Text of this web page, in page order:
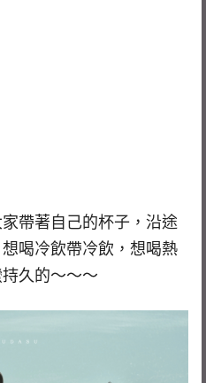
帶著自己的杯子，沿途
喝冷飲帶冷飲，想喝熱
久的～～～